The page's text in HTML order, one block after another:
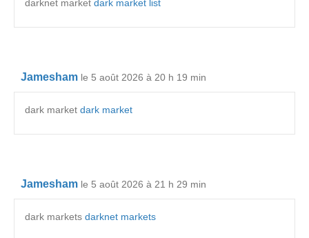
darknet market dark market list
Jamesham le 5 août 2026 à 20 h 19 min
dark market dark market
Jamesham le 5 août 2026 à 21 h 29 min
dark markets darknet markets